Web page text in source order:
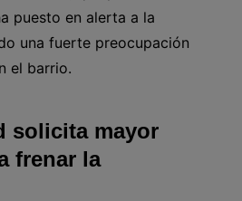
puesto en alerta a la
una fuerte preocupación
el barrio.
solicita mayor
frenar la